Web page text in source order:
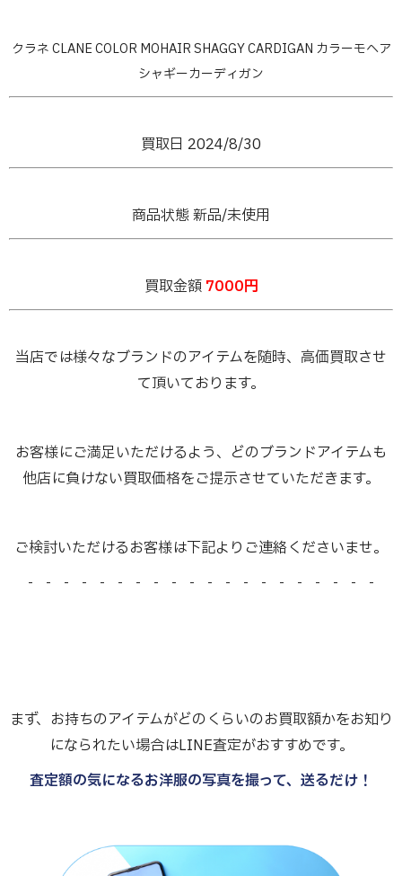
クラネ CLANE COLOR MOHAIR SHAGGY CARDIGAN カラーモヘア
シャギーカーディガン
買取日 2024/8/30
商品状態 新品/未使用
買取金額 7000円
当店では様々なブランドのアイテムを随時、高価買取させ
て頂いております。
お客様にご満足いただけるよう、どのブランドアイテムも
他店に負けない買取価格をご提示させていただきます。
ご検討いただけるお客様は下記よりご連絡くださいませ。
- - - - - - - - - - - - - - - - - - - -
まず、お持ちのアイテムがどのくらいのお買取額かをお知り
になられたい場合はLINE査定がおすすめです。
査定額の気になるお洋服の写真を撮って、送るだけ！